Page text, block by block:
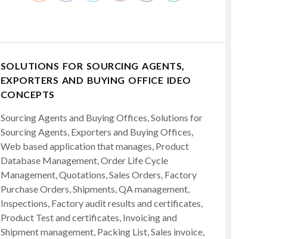
SOLUTIONS FOR SOURCING AGENTS,
EXPORTERS AND BUYING OFFICE IDEO
CONCEPTS
Sourcing Agents and Buying Offices, Solutions for
Sourcing Agents, Exporters and Buying Offices,
Web based application that manages, Product
Database Management, Order Life Cycle
Management, Quotations, Sales Orders, Factory
Purchase Orders, Shipments, QA management,
Inspections, Factory audit results and certificates,
Product Test and certificates, Invoicing and
Shipment management, Packing List, Sales invoice,